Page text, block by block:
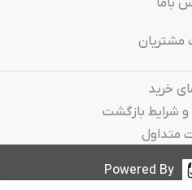
باما
مشتریان
خرید
شرایط بازگشت
متداول
Powered By